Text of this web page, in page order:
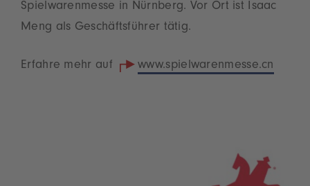
Spielwarenmesse in Nürnberg. Vor Ort ist Isaac
Meng als Geschäftsführer tätig.
Erfahre mehr auf www.spielwarenmesse.cn